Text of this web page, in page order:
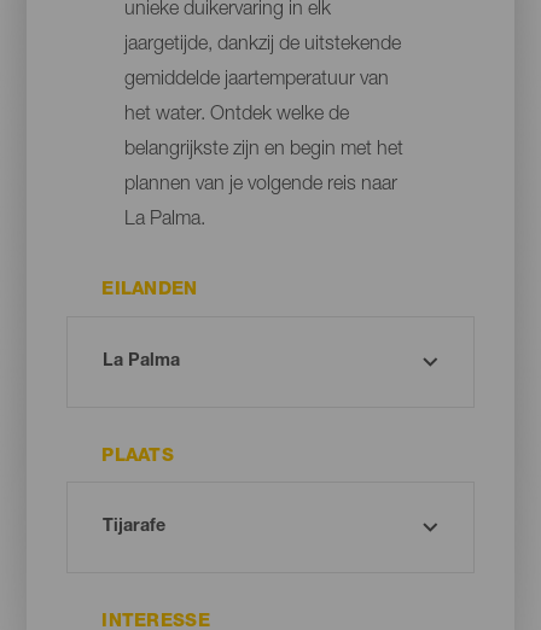
unieke duikervaring in elk
jaargetijde, dankzij de uitstekende
gemiddelde jaartemperatuur van
het water. Ontdek welke de
belangrijkste zijn en begin met het
plannen van je volgende reis naar
La Palma.
EILANDEN
PLAATS
INTERESSE